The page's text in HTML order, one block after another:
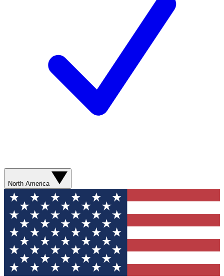
North America